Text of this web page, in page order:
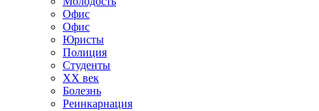
Офис
Офис
Юристы
Полиция
Студенты
ХХ век
Болезнь
Реинкарнация